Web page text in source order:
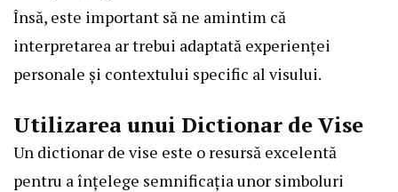
Însă, este important să ne amintim că
interpretarea ar trebui adaptată experienței
personale și contextului specific al visului.
Utilizarea unui Dictionar de Vise
Un dictionar de vise este o resursă excelentă
pentru a înțelege semnificația unor simboluri